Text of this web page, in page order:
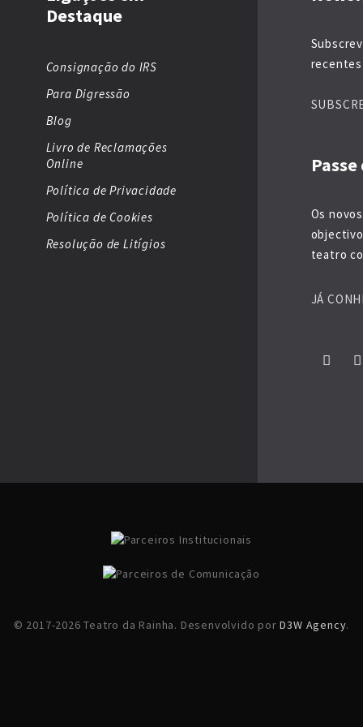
Destaque
Consignação do IRS
Para Digressão
Blog
Livro de Reclamações
Online
Política de Privacidade
Política de Cookies
Resolução de Litígios
recentes
Os
teatro
JÁ
© 2017-2026 Teatro da Rainha. Desenvolvido porD3W Agency.